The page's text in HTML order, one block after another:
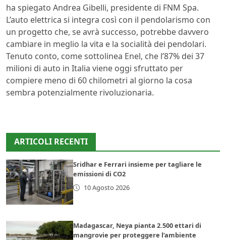
ha spiegato Andrea Gibelli, presidente di FNM Spa.
L’auto elettrica si integra così con il pendolarismo con
un progetto che, se avrà successo, potrebbe davvero
cambiare in meglio la vita e la socialità dei pendolari.
Tenuto conto, come sottolinea Enel, che l’87% dei 37
milioni di auto in Italia viene oggi sfruttato per
compiere meno di 60 chilometri al giorno la cosa
sembra potenzialmente rivoluzionaria.
ARTICOLI RECENTI
Sridhar e Ferrari insieme per tagliare le
emissioni di CO2
10 Agosto 2026
Madagascar, Neya pianta 2.500 ettari di
mangrovie per proteggere l’ambiente